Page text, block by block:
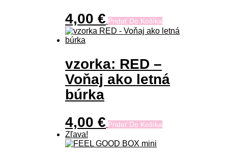
4,00 € Pridať Do Košíka
vzorka: RED –
Voňaj ako letná
búrka
4,00 € Pridať Do Košíka
Zľava!